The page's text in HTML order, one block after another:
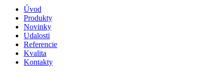
Úvod
Produkty
Novinky
Udalosti
Referencie
Kvalita
Kontakty